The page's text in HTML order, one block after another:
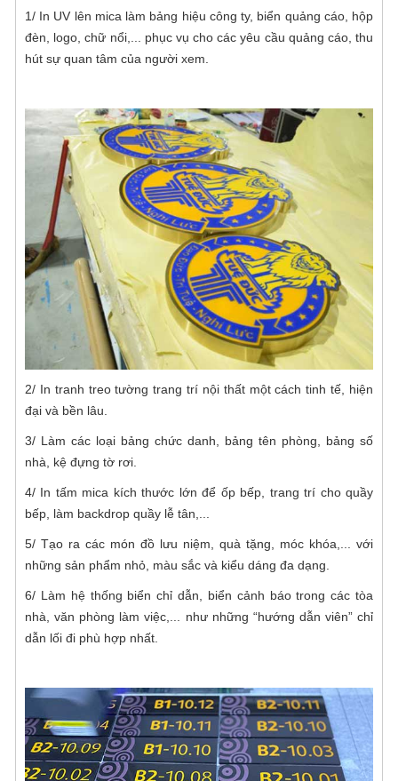
1/ In UV lên mica làm bảng hiệu công ty, biển quảng cáo, hộp
đèn, logo, chữ nổi,... phục vụ cho các yêu cầu quảng cáo, thu
hút sự quan tâm của người xem.
2/ In tranh treo tường trang trí nội thất một cách tinh tế, hiện
đại và bền lâu.
3/ Làm các loại bảng chức danh, bảng tên phòng, bảng số
nhà, kệ đựng tờ rơi.
4/ In tấm mica kích thước lớn để ốp bếp, trang trí cho quầy
bếp, làm backdrop quầy lễ tân,...
5/ Tạo ra các món đồ lưu niệm, quà tặng, móc khóa,... với
những sản phẩm nhỏ, màu sắc và kiểu dáng đa dạng.
6/ Làm hệ thống biển chỉ dẫn, biển cảnh báo trong các tòa
nhà, văn phòng làm việc,... như những “hướng dẫn viên” chỉ
dẫn lối đi phù hợp nhất.